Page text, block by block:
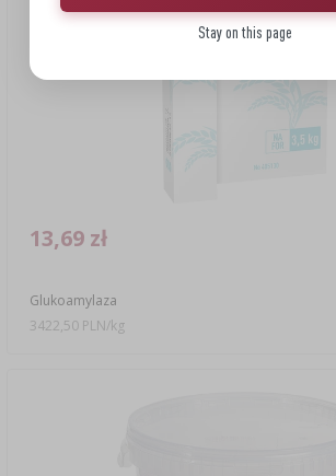
Glukoamylaza
13,69 zł
3422,50 PLN/kg
Stay on this page